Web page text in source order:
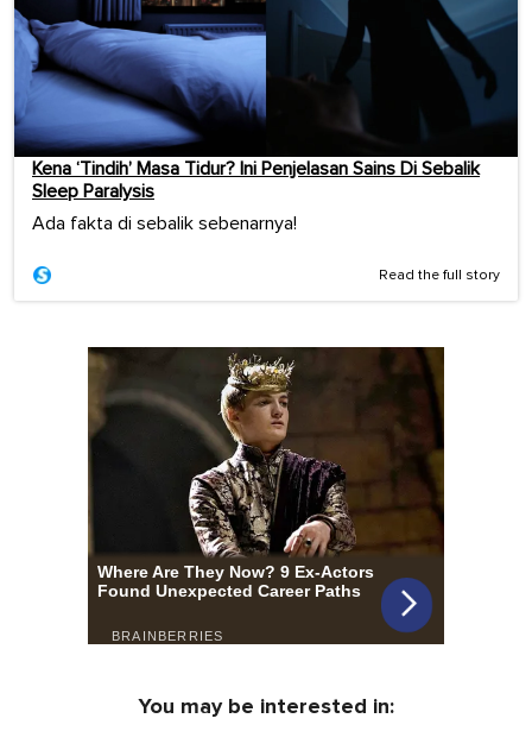
Kena ‘Tindih’ Masa Tidur? Ini Penjelasan Sains Di Sebalik
Sleep Paralysis
Ada fakta di sebalik sebenarnya!
Read the full story
You may be interested in: